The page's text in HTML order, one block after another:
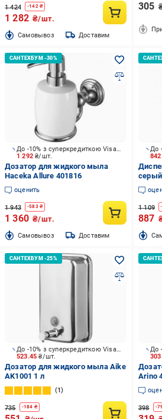
1 424 -142₴
1 282 ₴/шт.
Cамовывоз Доставим
305
1 292₴/шт.
До -10% з суперкредиткою Visa Вигода
Дозатор для жидкого мыла
Haceka Allure 401816
оценить
1 943 -583₴
1 360 ₴/шт.
Cамовывоз Доставим
серый
1 109
887
523.45₴/шт.
До -10% з суперкредиткою Visa Вигода
Дозатор для жидкого мыла Aike
AK1001 1 л
1
735 -184 ₴
Arino
398 -